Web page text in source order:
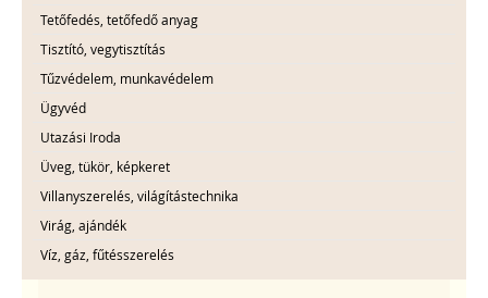
Tetőfedés, tetőfedő anyag
Tisztító, vegytisztítás
Tűzvédelem, munkavédelem
Ügyvéd
Utazási Iroda
Üveg, tükör, képkeret
Villanyszerelés, világítástechnika
Virág, ajándék
Víz, gáz, fűtésszerelés